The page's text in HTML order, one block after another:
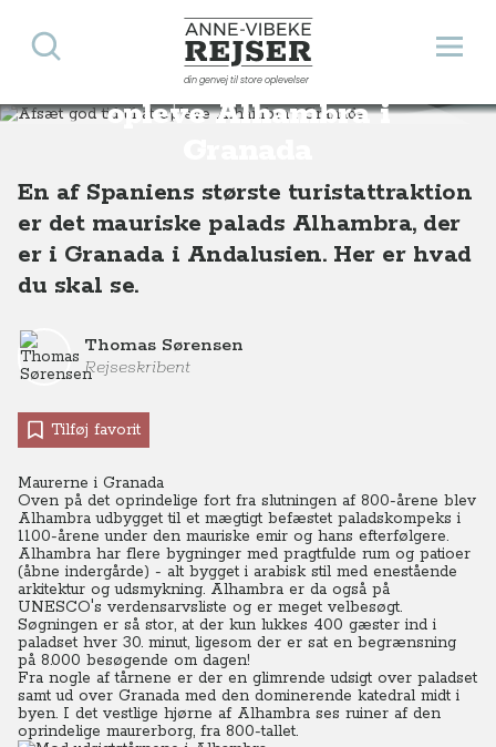
Anne-Vibeke Rejser
din genvej til store oplevelser
Åbn
Søg
Afsæt god tid til at
opleve Alhambra i
Destinationer Europa Spanien Andalusien Afsæt god tid til at opleve Alhambra i Granada
En af Spaniens største turistattraktion
er det mauriske palads Alhambra, der
er i Granada i Andalusien. Her er hvad
du skal se.
Thomas Sørensen
Rejseskribent
Tilføj favorit
Maurerne i Granada
Oven på det oprindelige fort fra slutningen af 800-årene blev
Alhambra udbygget til et mægtigt befæstet paladskompeks i
1100-årene under den mauriske emir og hans efterfølgere.
Alhambra har flere bygninger med pragtfulde rum og patioer
(åbne indergårde) - alt bygget i arabisk stil med enestående
arkitektur og udsmykning. Alhambra er da også på
UNESCO's verdensarvsliste og er meget velbesøgt.
Søgningen er så stor, at der kun lukkes 400 gæster ind i
paladset hver 30. minut, ligesom der er sat en begrænsning
på 8.000 besøgende om dagen!
Fra nogle af tårnene er der en glimrende udsigt over paladset
samt ud over Granada med den dominerende katedral midt i
byen. I det vestlige hjørne af Alhambra ses ruiner af den
oprindelige maurerborg, fra 800-tallet.